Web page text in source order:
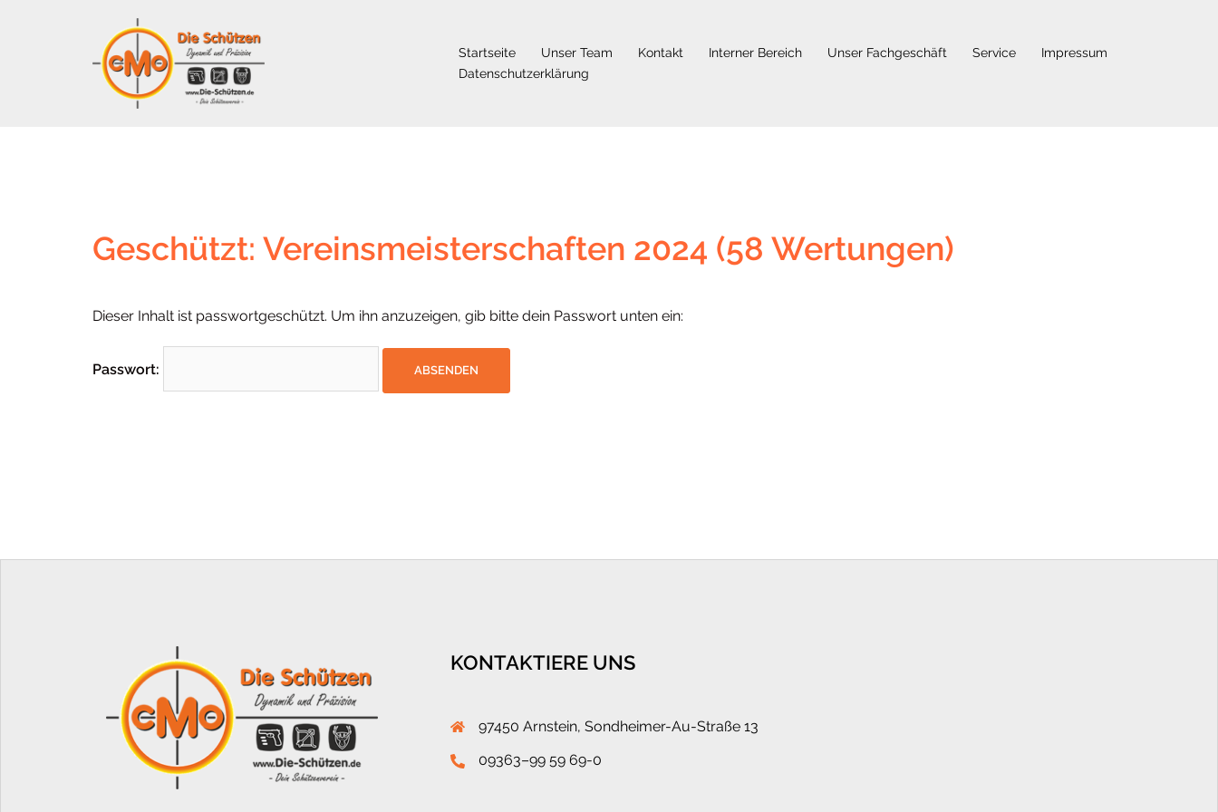
Startseite Unser Team Kontakt Interner Bereich Unser Fachgeschäft Service
Impressum
Datenschutzerklärung
Geschützt: Vereinsmeisterschaften 2024 (58 Wertungen)
Dieser Inhalt ist passwortgeschützt. Um ihn anzuzeigen, gib bitte dein Passwort unten ein:
Passwort:
KONTAKTIERE UNS
97450 Arnstein, Sondheimer-Au-Straße 13
09363–99 59 69-0